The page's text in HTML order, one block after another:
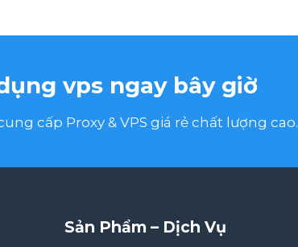
vps ngay bây giờ
cấp Proxy & VPS giá rẻ chất lượng cao.
Sản Phẩm – Dịch Vụ